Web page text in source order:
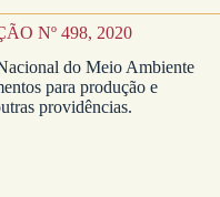
Nº 498, 2020
do Meio Ambiente
para produção e
providências.